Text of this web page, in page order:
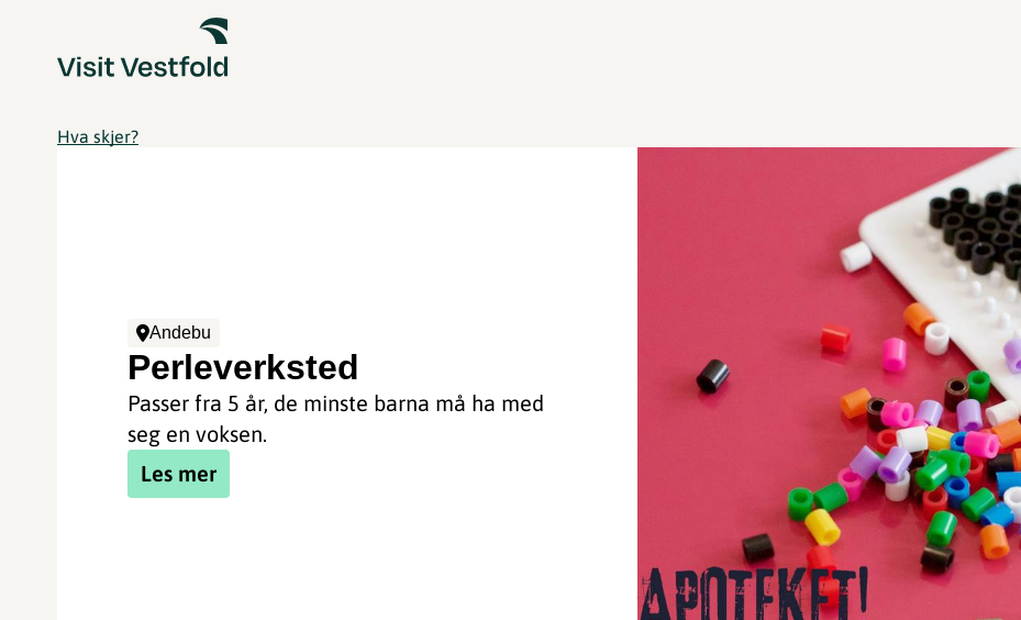
Hva skjer?
Andebu
Perleverksted
Passer fra 5 år, de minste barna må ha med
seg en voksen.
Les mer